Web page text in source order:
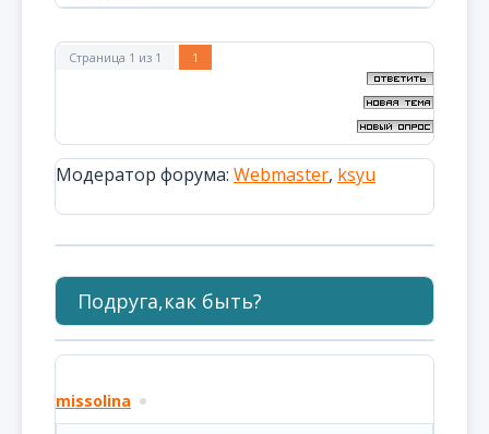
Страница 1 из 1 1
Модератор форума: Webmaster, ksyu
Подруга,как быть?
missolina